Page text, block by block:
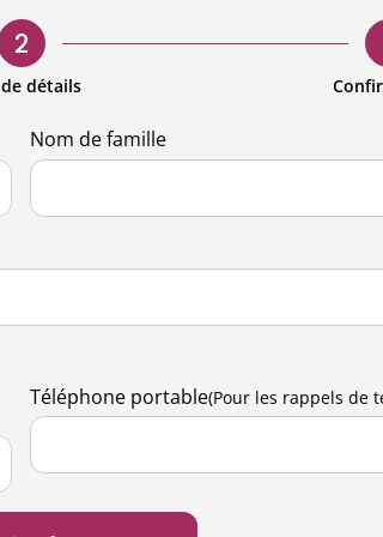
hommes
santé
d'entreprise
nature
et activités
bénévoles
Accès pour les
2
détails
Nom de famille
Téléphone portable(Pour les rappels de